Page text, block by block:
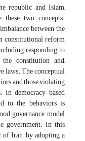
republic and Islam,
two concepts.
between the
constitutional reform
responding to
constitution and,
laws. The conceptual
and those violating
In democracy-based
to the behaviors is
governance model
government. In this
of Iran, by adopting a